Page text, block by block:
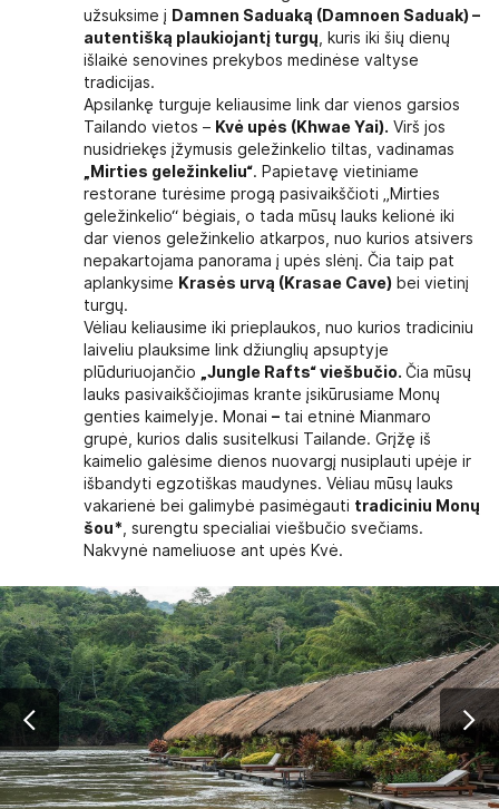
užsuksime į Damnen Saduaką (Damnoen Saduak) –
autentišką plaukiojantį turgų , kuris iki šių dienų
išlaikė senovines prekybos medinėse valtyse
tradicijas.
Apsilankę turguje keliausime link dar vienos garsios
Tailando vietos – Kvė upės (Khwae Yai). Virš jos
nusidriekęs įžymusis geležinkelio tiltas, vadinamas
„Mirties geležinkeliu“. Papietavę vietiniame
restorane turėsime progą pasivaikščioti „Mirties
geležinkelio“ bėgiais, o tada mūsų lauks kelionė iki
dar vienos geležinkelio atkarpos, nuo kurios atsivers
nepakartojama panorama į upės slėnį. Čia taip pat
aplankysime Krasės urvą (Krasae Cave) bei vietinį
turgų.
Vėliau keliausime iki prieplaukos, nuo kurios tradiciniu
laiveliu plauksime link džiunglių apsuptyje
plūduriuojančio
„Jungle Rafts“ viešbučio.Čia mūsų
lauks pasivaikščiojimas krante įsikūrusiame Monų
genties kaimelyje. Monai– tai etninė Mianmaro
grupė, kurios dalis susitelkusi Tailande. Grįžę iš
kaimelio galėsime dienos nuovargį nusiplauti upėje ir
išbandyti egzotiškas maudynes. Vėliau mūsų lauks
vakarienė bei galimybė pasimėgauti tradiciniu Monų
šou* , surengtu specialiai viešbučio svečiams.
Nakvynė nameliuose ant upės Kvė.